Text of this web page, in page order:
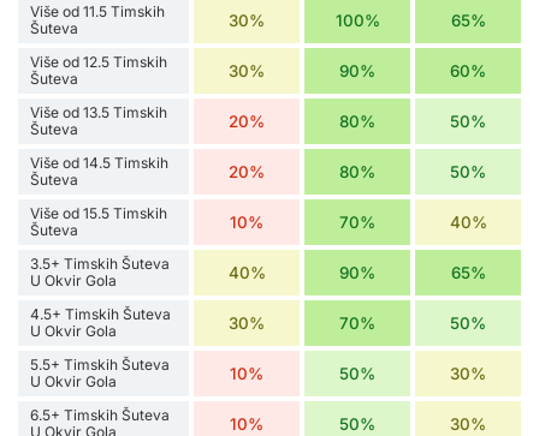
Više od 11.5 Timskih
Šuteva
30% 100% 65%
Više od 12.5 Timskih
Šuteva
30% 90% 60%
Više od 13.5 Timskih
Šuteva
20% 80% 50%
Više od 14.5 Timskih
Šuteva
20% 80% 50%
Više od 15.5 Timskih
Šuteva
10% 70% 40%
3.5+ Timskih Šuteva
U Okvir Gola
40% 90% 65%
4.5+ Timskih Šuteva
U Okvir Gola
30% 70% 50%
5.5+ Timskih Šuteva
U Okvir Gola
10% 50% 30%
6.5+ Timskih Šuteva
U Okvir Gola
10% 50% 30%